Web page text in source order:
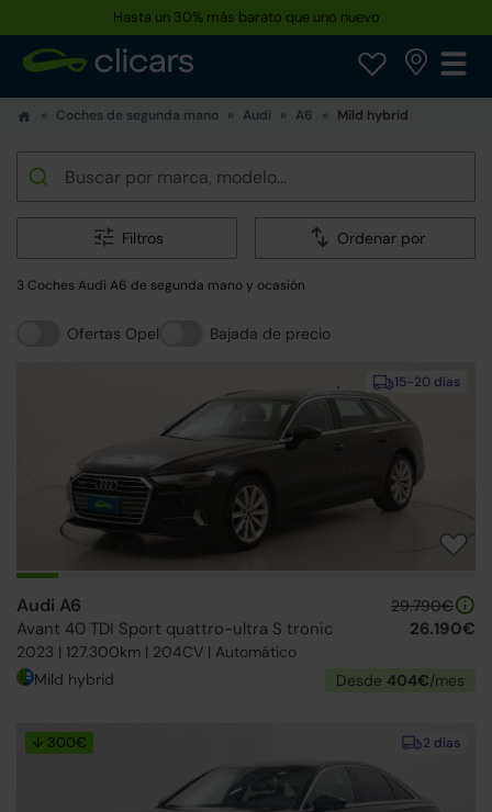
Hasta un 30% más barato que uno nuevo
Coches de segunda mano Audi A6 Mild hybrid
Filtros Ordenar por
3 Coches Audi A6 de segunda mano y ocasión
Ofertas Opel Bajada de precio
15-20 días
Audi A6
Avant 40 TDI Sport quattro-ultra S tronic
2023 | 127.300km | 204CV | Automático
29.790€
26.190€
Mild hybrid Desde 404€/mes
2 días
↓ 300€